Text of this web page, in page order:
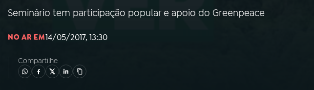
03PROGRAMAÇÃO
05PODCASTS
Seminário tem participação popular e apoio do Greenpeace
NO AR EM14/05/2017, 13:30
Compartilhe